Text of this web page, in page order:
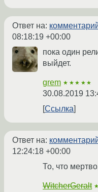
Ответ на:
08:18:19 +00:00
пока один
выйдет.
grem ★★★★★
30.08.2019
Ссылка
Ответ на:
12:24:18 +00:00
То, что
WitcherGeralt